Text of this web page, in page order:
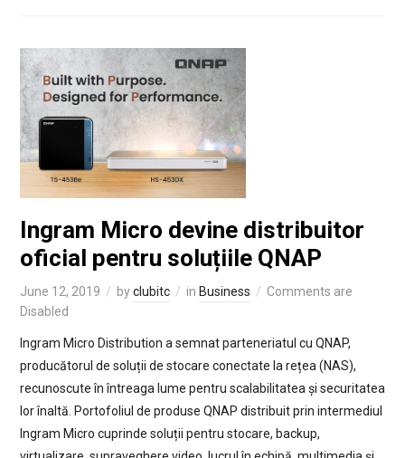
Ingram Micro devine distribuitor
oficial pentru soluțiile QNAP
June 12, 2019 byclubitc in Business
Comments are
Disabled
Ingram Micro Distribution a semnat parteneriatul cu QNAP,
producătorul de soluții de stocare conectate la rețea (NAS),
recunoscute în întreaga lume pentru scalabilitatea și securitatea
lor înaltă. Portofoliul de produse QNAP distribuit prin intermediul
Ingram Micro cuprinde soluții pentru stocare, backup,